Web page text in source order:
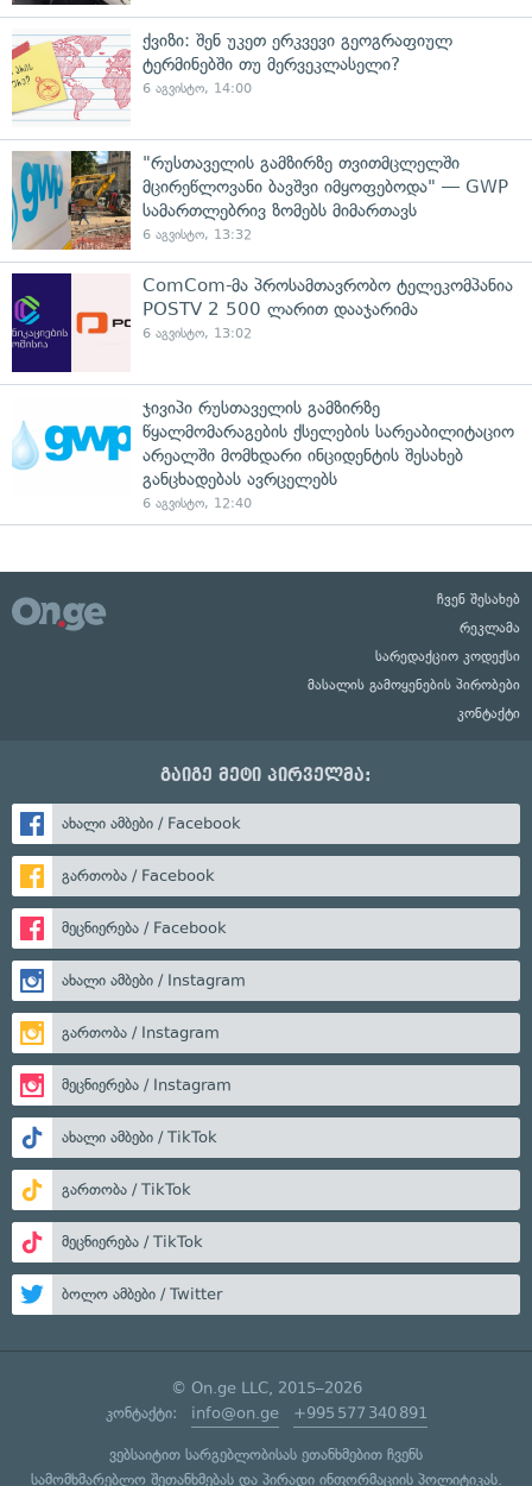
ქვიზი: შენ უკეთ ერკვევი გეოგრაფიულ
ტერმინებში თუ მერვეკლასელი?
6 აგვისტო, 14:00
"რუსთაველის გამზირზე თვითმცლელში
მცირეწლოვანი ბავშვი იმყოფებოდა" — GWP
სამართლებრივ ზომებს მიმართავს
6 აგვისტო, 13:32
ComCom-მა პროსამთავრობო ტელეკომპანია
POSTV 2 500 ლარით დააჯარიმა
6 აგვისტო, 13:02
ჯივიპი რუსთაველის გამზირზე
წყალმომარაგების ქსელების სარეაბილიტაციო
არეალში მომხდარი ინციდენტის შესახებ
განცხადებას ავრცელებს
6 აგვისტო, 12:40
ჩვენ შესახებ
რეკლამა
სარედაქციო კოდექსი
მასალის გამოყენების პირობები
კონტაქტი
გაიგე მეტი პირველმა:
ახალი ამბები / Facebook
გართობა / Facebook
მეცნიერება / Facebook
ახალი ამბები / Instagram
გართობა / Instagram
მეცნიერება / Instagram
ახალი ამბები / TikTok
გართობა / TikTok
მეცნიერება / TikTok
ბოლო ამბები / Twitter
© On.ge LLC, 2015–2026
კონტაქტი: info@on.ge +995 577 340 891
ვებსაიტით სარგებლობისას ეთანხმებით ჩვენს
სამომხმარებლო შეთანხმებასდა პირადი ინფორმაციის პოლიტიკას.